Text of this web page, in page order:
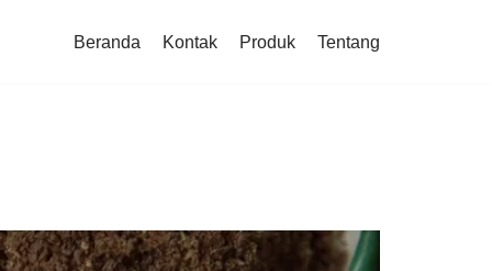
Beranda Kontak Produk Tentang